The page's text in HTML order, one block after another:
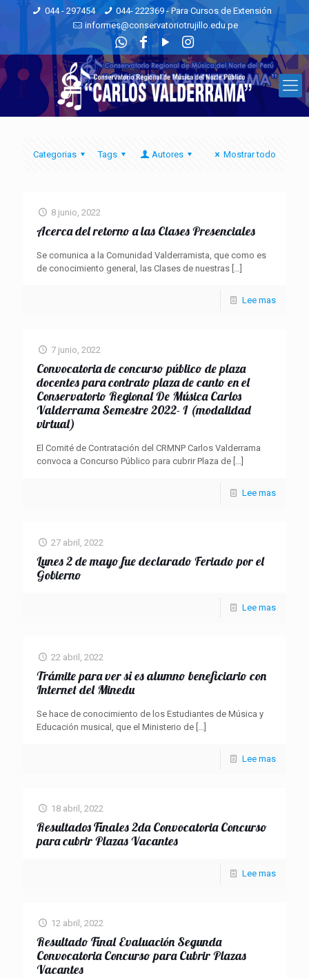
044 - 297454
044- 222369 - Para Cursos de Extensión
informes@conservatoriotrujillo.edu.pe
Categorias Tags Autores Mostrar todo
8 junio, 2022
Acerca del retorno a las Clases Presenciales
Se comunica a la Comunidad Valderramista, que como es
de conocimiento general, las Clases de nuestras […]
Lee mas
7 junio, 2022
Convocatoria de concurso público de plaza
docentes para contrato plaza de canto en el
Conservatorio Regional De Música Carlos
Valderrama Semestre 2022- I (modalidad
virtual)
El Comité de Contratación del CRMNP Carlos Valderrama
convoca a Concurso Público para cubrir Plaza de […]
Lee mas
27 abril, 2022
Lunes 2 de mayo fue declarado Feriado por el
Gobierno
Lee mas
22 abril, 2022
Trámite para ver si es alumno beneficiario con
Internet del Minedu
Se hace de conocimiento de los Estudiantes de Música y
Educación musical, que el Ministerio de […]
Lee mas
18 abril, 2022
Resultados Finales 2da Convocatoria Concurso
para cubrir Plazas Vacantes
Lee mas
12 abril, 2022
Resultado Final Evaluación Segunda
Convocatoria Concurso para Cubrir Plazas
Vacantes